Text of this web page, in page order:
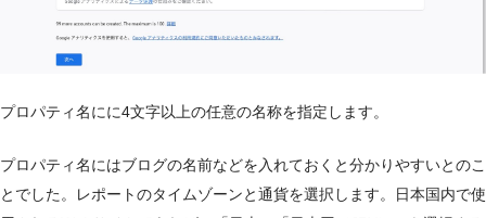
プロパティ名にに4文字以上の任意の名称を指定します。
プロパティ名にはブログの名前などを入れておくと分かりやすいとのこ
とでした。レポートのタイムゾーンと通貨を選択します。日本国内で使